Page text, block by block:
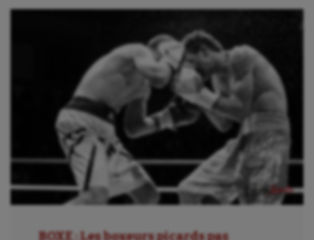
Aéronautique
Athlétisme
Auto
BOXE : Les boxeurs picards pas